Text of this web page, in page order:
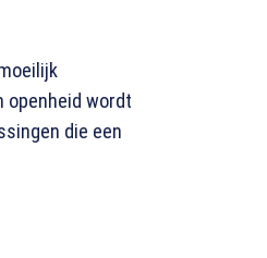
openheid wordt
die een